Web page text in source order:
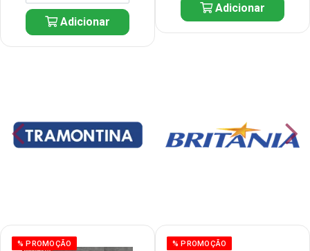
Adicionar
Adicionar
% PROMOÇÃO % PROMOÇÃO